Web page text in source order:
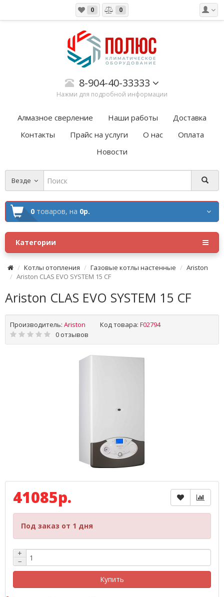
0 0
8-904-40-33333
Нажми для подробной информации
Алмазное сверление Наши работы
Доставка
Контакты
Прайс на услуги О нас
Оплата
Новости
Везде
0 товаров, на 0р.
Категории
Котлы отопления Газовые котлы настенные
Ariston
Ariston CLAS EVO SYSTEM 15 CF
Ariston CLAS EVO SYSTEM 15 CF
Производитель: Ariston Код товара: F02794
0 отзывов
41085р.
Под заказ от 1 дня
+
−
Купить